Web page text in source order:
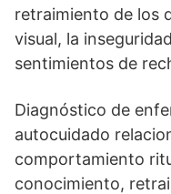
retraimiento de los
visual, la
sentimientos de
Diagnóstico de
autocuidado
comportamiento
conocimiento,